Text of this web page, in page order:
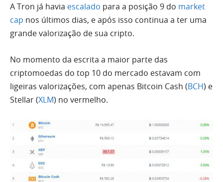
A Tron já havia escalado para a posição 9 do market
cap nos últimos dias, e após isso continua a ter uma
grande valorização de sua cripto.
No momento da escrita a maior parte das
criptomoedas do top 10 do mercado estavam com
ligeiras valorizações, com apenas Bitcoin Cash (BCH) e
Stellar (XLM) no vermelho.